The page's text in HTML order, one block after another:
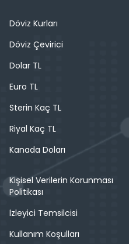
Döviz Kurları
Döviz Çevirici
Dolar TL
Euro TL
Sterin Kaç TL
Riyal Kaç TL
Kanada Doları
Kişisel Verilerin Korunması
Politikası
İzleyici Temsilcisi
Kullanım Koşulları